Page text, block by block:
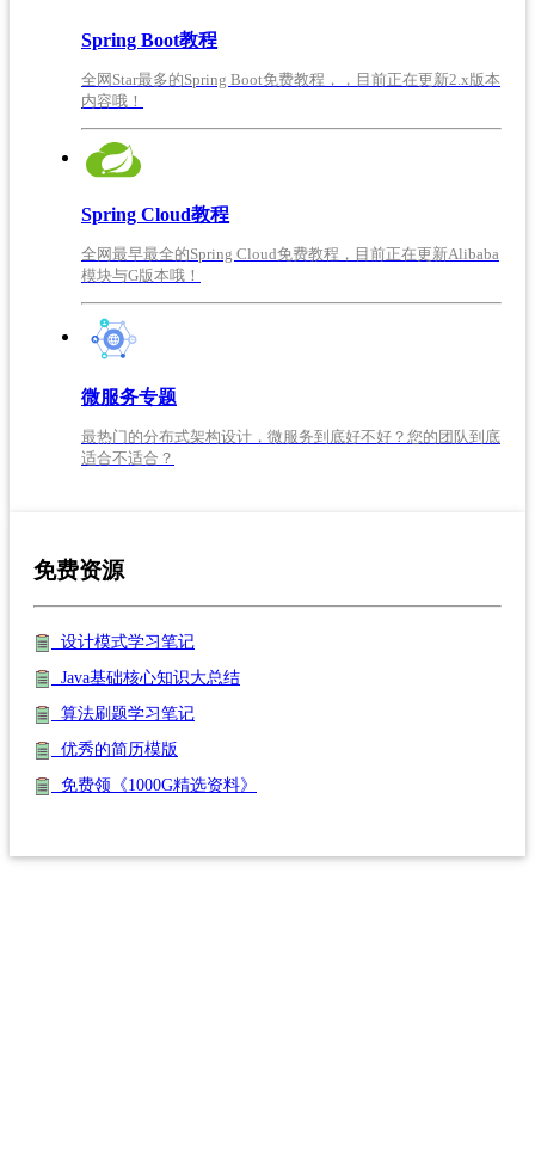
Spring Boot教程
全网Star最多的Spring Boot免费教程，，目前正在更新2.x版本
内容哦！
Spring Cloud教程
全网最早最全的Spring Cloud免费教程，目前正在更新Alibaba
模块与G版本哦！
微服务专题
最热门的分布式架构设计，微服务到底好不好？您的团队到底
适合不适合？
免费资源
设计模式学习笔记
Java基础核心知识大总结
算法刷题学习笔记
优秀的简历模版
免费领《1000G精选资料》